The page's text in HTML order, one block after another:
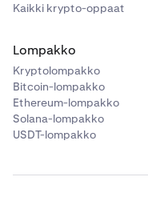
Kaikki krypto-oppaat
Lompakko
Kryptolompakko
Bitcoin-lompakko
Ethereum-lompakko
Solana-lompakko
USDT-lompakko